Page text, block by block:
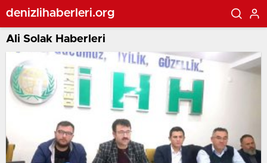
denizlihaberleri.org
Ali Solak Haberleri